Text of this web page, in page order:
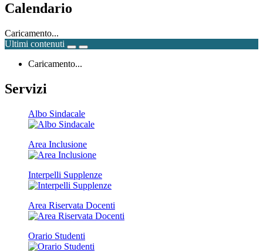
Calendario
Caricamento...
Ultimi contenuti
Caricamento...
Servizi
Albo Sindacale
Area Inclusione
Interpelli Supplenze
Area Riservata Docenti
Orario Studenti